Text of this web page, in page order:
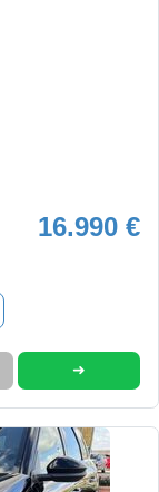
16.990 €
➜